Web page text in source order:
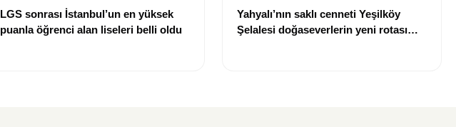
LGS sonrası İstanbul’un en yüksek
puanla öğrenci alan liseleri belli oldu
Yahyalı’nın saklı cenneti Yeşilköy
Şelalesi doğaseverlerin yeni rotası